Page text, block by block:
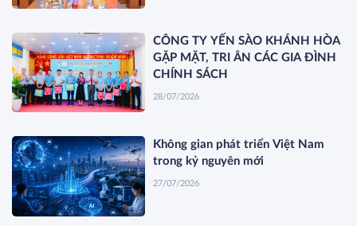
CÔNG TY YẾN SÀO KHÁNH HÒA
GẶP MẶT, TRI ÂN CÁC GIA ĐÌNH
CHÍNH SÁCH
28/07/2026
Không gian phát triển Việt Nam
trong kỷ nguyên mới
27/07/2026